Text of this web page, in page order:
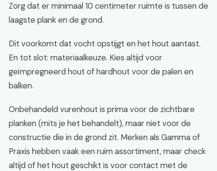
Zorg dat er minimaal 10 centimeter ruimte is tussen de
laagste plank en de grond.
Dit voorkomt dat vocht opstijgt en het hout aantast.
En tot slot: materiaalkeuze. Kies altijd voor
geïmpregneerd hout of hardhout voor de palen en
balken.
Onbehandeld vurenhout is prima voor de zichtbare
planken (mits je het behandelt), maar niet voor de
constructie die in de grond zit. Merken als Gamma of
Praxis hebben vaak een ruim assortiment, maar check
altijd of het hout geschikt is voor contact met de